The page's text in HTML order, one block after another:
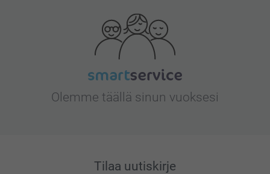
Olemme täällä sinun vuoksesi
Tilaa uutiskirje